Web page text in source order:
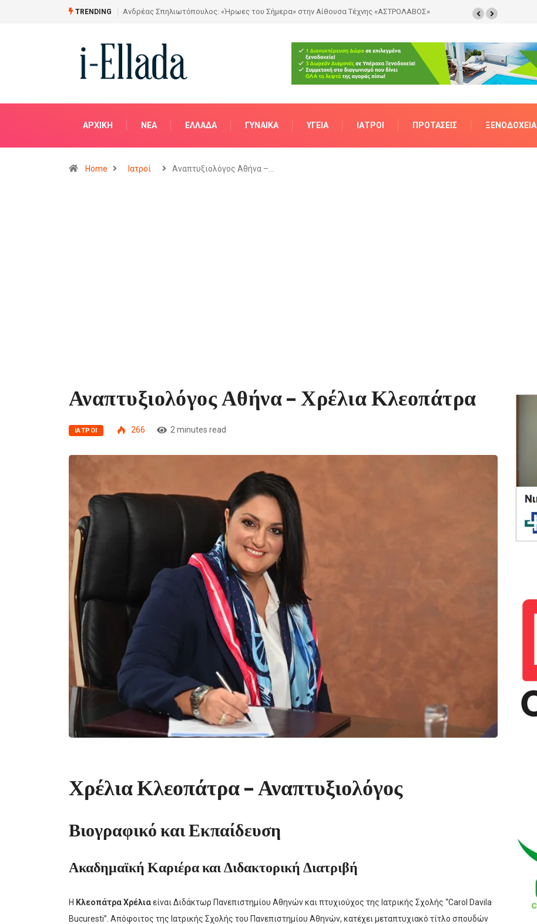
TRENDING Από το Σχέδιο στην Πραγματικότητα
ΑΡΧΙΚΗ NΈΑ ΕΛΛΆΔΑ ΓΥΝΑΊΚΑ ΥΓΕΊΑ ΙΑΤΡΟΊ ΠΡΟΤΆΣΕΙΣ ΞΕΝΟΔΟΧΕΊΑ
Home Ιατροί Αναπτυξιολόγος Αθήνα –…
Αναπτυξιολόγος Αθήνα – Χρέλια Κλεοπάτρα
ΙΑΤΡΟΊ 266 2 minutes read
Χρέλια Κλεοπάτρα – Αναπτυξιολόγος
Βιογραφικό και Εκπαίδευση
Ακαδημαϊκή Καριέρα και Διδακτορική Διατριβή
Η Κλεοπάτρα Χρέλιαείναι Διδάκτωρ Πανεπιστημίου Αθηνών και πτυχιούχος της Ιατρικής Σχολής “Carol Davila
Bucuresti”. Απόφοιτος της Ιατρικής Σχολής του Πανεπιστημίου Αθηνών, κατέχει μεταπτυχιακό τίτλο σπουδών